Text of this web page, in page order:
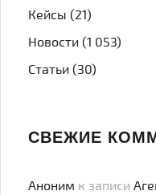
Кейсы (21)
Новости (1 053)
Статьи (30)
СВЕЖИЕ
Аноним к записи